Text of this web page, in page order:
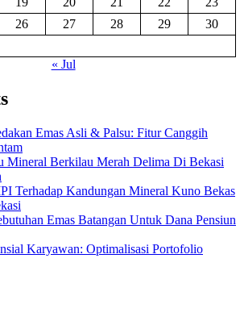
26 27 28 29
30
« Jul
Emas Asli & Palsu: Fitur Canggih
Mineral Berkilau Merah Delima Di Bekasi
Terhadap Kandungan Mineral Kuno Bekas
Emas Batangan Untuk Dana Pensiun
Karyawan: Optimalisasi Portofolio